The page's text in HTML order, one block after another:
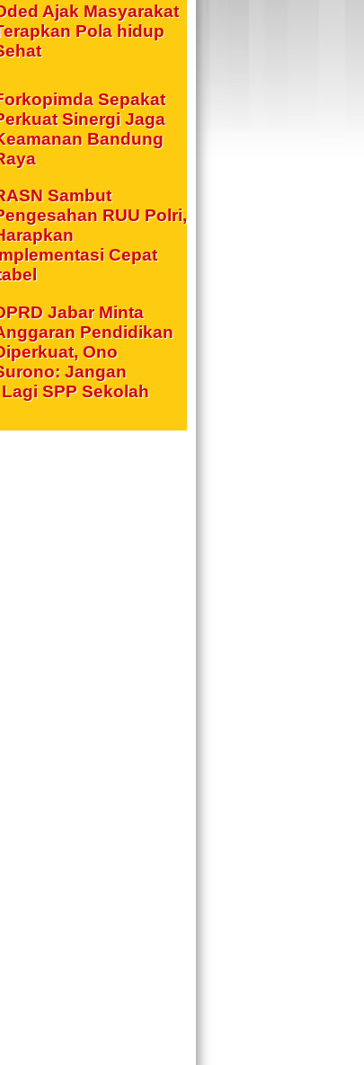
Ajak Masyarakat
Pola hidup
Sepakat
Sinergi Jaga
Bandung
Sambut
RUU Polri,
Cepat
Jabar Minta
Pendidikan
Ono
Jangan
SPP Sekolah